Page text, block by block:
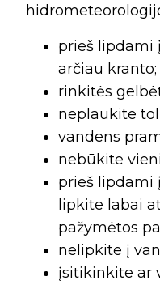
prieš lipdami
arčiau kranto;
rinkitės
neplaukite
vandens
nebūkite
prieš lipdami
lipkite labai
pažymėtos
nelipkite į
įsitikinkite ar